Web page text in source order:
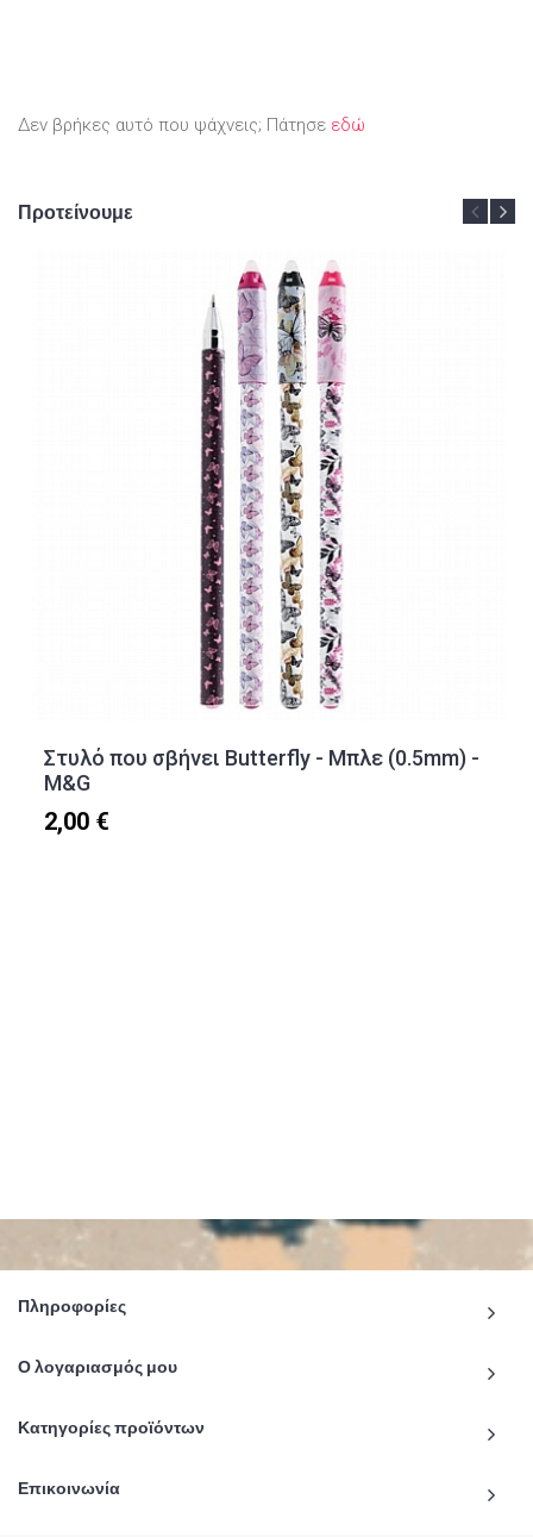
Δεν βρήκες αυτό που ψάχνεις; Πάτησε εδώ
Προτείνουμε
Στυλό που σβήνει Butterfly - Μπλε (0.5mm) -
M&G
2,00 €
Πληροφορίες
Ο λογαριασμός μου
Κατηγορίες προϊόντων
Επικοινωνία